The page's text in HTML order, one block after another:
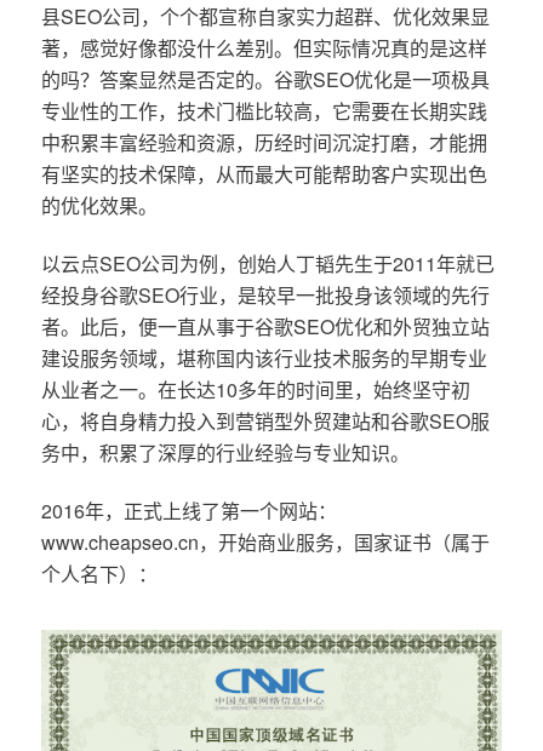
县SEO公司，个个都宣称自家实力超群、优化效果显
著，感觉好像都没什么差别。但实际情况真的是这样
的吗？答案显然是否定的。谷歌SEO优化是一项极具
专业性的工作，技术门槛比较高，它需要在长期实践
中积累丰富经验和资源，历经时间沉淀打磨，才能拥
有坚实的技术保障，从而最大可能帮助客户实现出色
的优化效果。
以云点SEO公司为例，创始人丁韬先生于2011年就已
经投身谷歌SEO行业，是较早一批投身该领域的先行
者。此后，便一直从事于谷歌SEO优化和外贸独立站
建设服务领域，堪称国内该行业技术服务的早期专业
从业者之一。在长达10多年的时间里，始终坚守初
心，将自身精力投入到营销型外贸建站和谷歌SEO服
务中，积累了深厚的行业经验与专业知识。
2016年，正式上线了第一个网站：
www.cheapseo.cn，开始商业服务，国家证书（属于
个人名下）：